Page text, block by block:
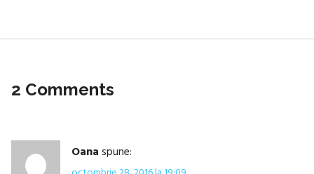
2 Comments
Oanaspune: